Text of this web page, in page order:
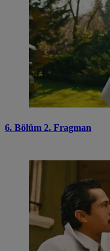
6. Bölüm 2. Fragman